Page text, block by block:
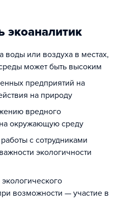
экоаналитик
воды или воздуха в местах,
может быть высоким
предприятий на
на природу
вредного
окружающую среду
с сотрудниками
экологичности
возможности — участие в